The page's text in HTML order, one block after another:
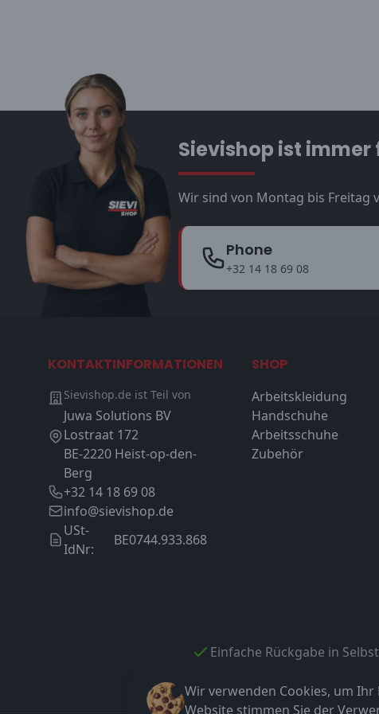
Wir verwenden Cookies, um
Website stimmen Sie der
Sievishop ist immer
Wir sind von Montag bis Freitag
Phone
+32 14 18 69 08
KONTAKTINFORMATIONEN
Sievishop.de ist Teil von
Juwa Solutions BV
Lostraat 172
BE-2220 Heist-op-den-
Berg
+32 14 18 69 08
info@sievishop.de
USt-
IdNr:
BE0744.933.868
SHOP
Arbeitskleidung
Handschuhe
Arbeitsschuhe
Zubehör
Einfache Rückgabe in